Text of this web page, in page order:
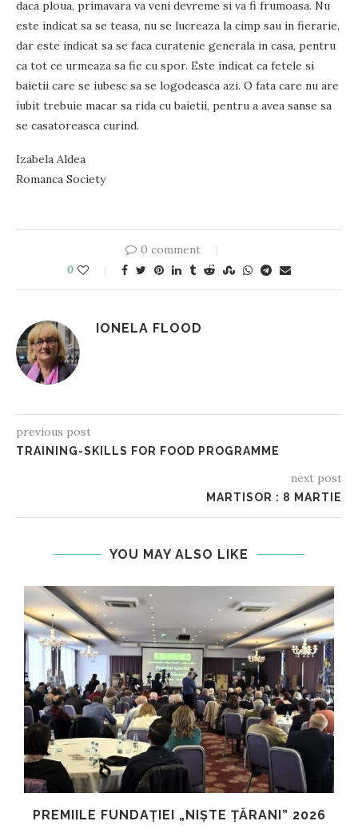
daca ploua, primavara va veni devreme si va fi frumoasa. Nu
este indicat sa se teasa, nu se lucreaza la cimp sau in fierarie,
dar este indicat sa se faca curatenie generala in casa, pentru
ca tot ce urmeaza sa fie cu spor. Este indicat ca fetele si
baietii care se iubesc sa se logodeasca azi. O fata care nu are
iubit trebuie macar sa rida cu baietii, pentru a avea sanse sa
se casatoreasca curind.
Izabela Aldea
Romanca Society
0 comment
0
IONELA FLOOD
previous post
TRAINING-SKILLS FOR FOOD PROGRAMME
next post
MARTISOR : 8 MARTIE
YOU MAY ALSO LIKE
PREMIILE FUNDAȚIEI „NIȘTE ȚĂRANI” 2026